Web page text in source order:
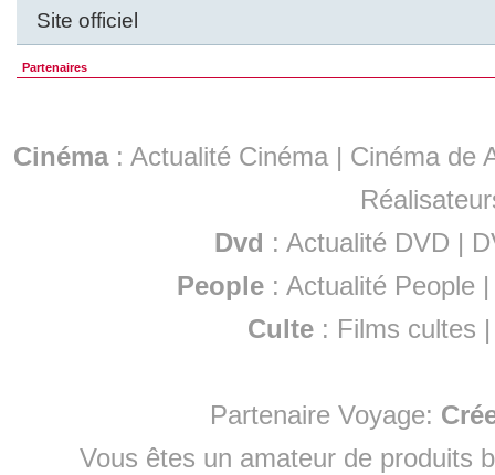
Site officiel
Partenaires
Cinéma: Actualité Cinéma | Cinéma de
Dvd : Actualité DVD |
People :Actualité People
Culte : Films cultes
Partenaire Voyage:
Vous êtes un amateur de produits